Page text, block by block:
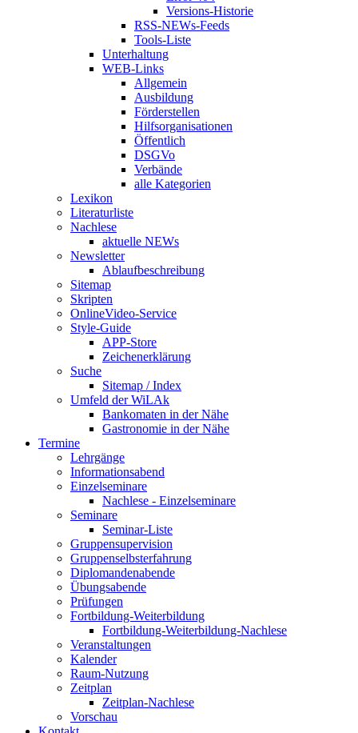
Versions-Historie
RSS-NEWs-Feeds
Tools-Liste
Unterhaltung
WEB-Links
Allgemein
Ausbildung
Förderstellen
Hilfsorganisationen
Öffentlich
DSGVo
Verbände
alle Kategorien
Lexikon
Literaturliste
Nachlese
aktuelle NEWs
Newsletter
Ablaufbeschreibung
Sitemap
Skripten
OnlineVideo-Service
Style-Guide
APP-Store
Zeichenerklärung
Suche
Sitemap / Index
Umfeld der WiLAk
Bankomaten in der Nähe
Gastronomie in der Nähe
Termine
Lehrgänge
Informationsabend
Einzelseminare
Nachlese - Einzelseminare
Seminare
Seminar-Liste
Gruppensupervision
Gruppenselbsterfahrung
Diplomandenabende
Übungsabende
Prüfungen
Fortbildung-Weiterbildung
Fortbildung-Weiterbildung-Nachlese
Veranstaltungen
Kalender
Raum-Nutzung
Zeitplan
Zeitplan-Nachlese
Vorschau